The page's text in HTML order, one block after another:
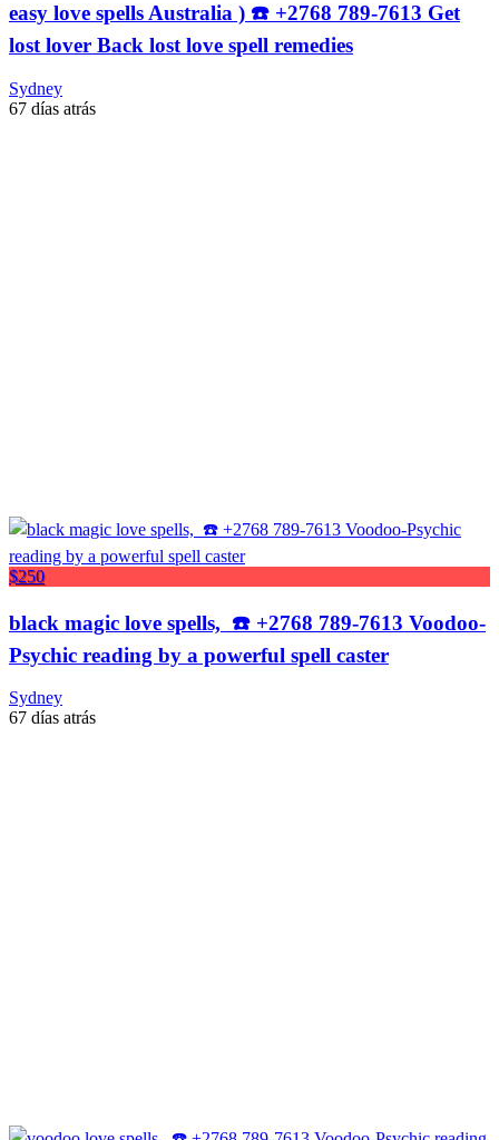
easy love spells Australia ) ☎️ +2768 789-7613 Get
lost lover Back lost love spell remedies
Sydney
67 días atrás
$250
black magic love spells, ☎️ +2768 789-7613 Voodoo-
Psychic reading by a powerful spell caster
Sydney
67 días atrás